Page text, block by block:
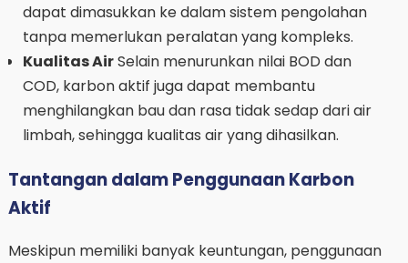
dapat dimasukkan ke dalam sistem pengolahan
tanpa memerlukan peralatan yang kompleks.
Kualitas AirSelain menurunkan nilai BOD dan
COD, karbon aktif juga dapat membantu
menghilangkan bau dan rasa tidak sedap dari air
limbah, sehingga kualitas air yang dihasilkan.
Tantangan dalam Penggunaan Karbon
Aktif
Meskipun memiliki banyak keuntungan, penggunaan